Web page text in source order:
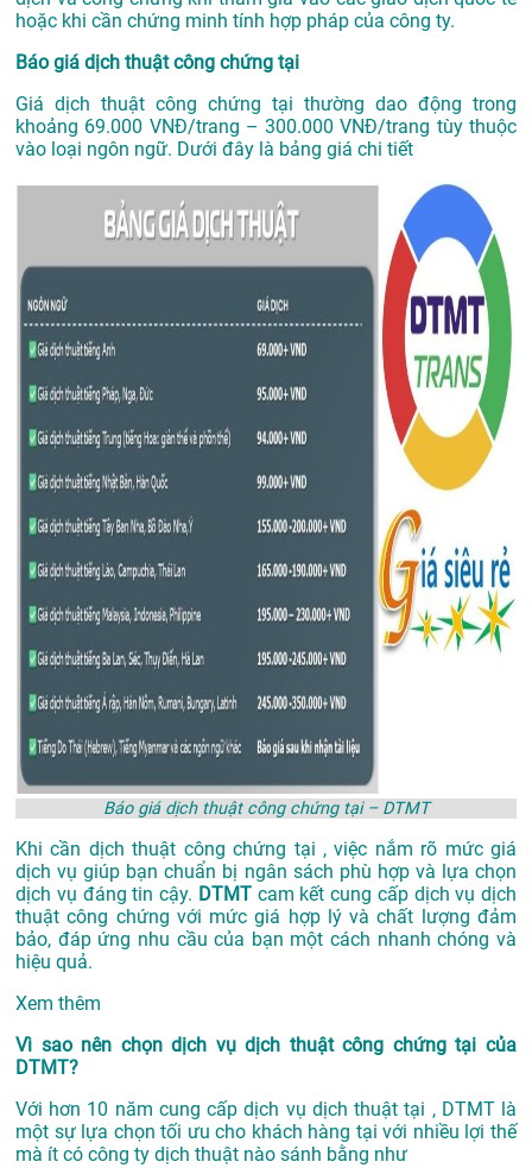
hoặc khi cần chứng minh tính hợp pháp của công ty.
Báo giá dịch thuật công chứng tại
Giá dịch thuật công chứng tại thường dao động trong
khoảng 69.000 VNĐ/trang – 300.000 VNĐ/trang tùy thuộc
vào loại ngôn ngữ. Dưới đây là bảng giá chi tiết
Báo giá dịch thuật công chứng tại – DTMT
Khi cần dịch thuật công chứng tại , việc nắm rõ mức giá
dịch vụ giúp bạn chuẩn bị ngân sách phù hợp và lựa chọn
dịch vụ đáng tin cậy. DTMT cam kết cung cấp dịch vụ dịch
thuật công chứng với mức giá hợp lý và chất lượng đảm
bảo, đáp ứng nhu cầu của bạn một cách nhanh chóng và
hiệu quả.
Xem thêm
Vì sao nên chọn dịch vụ dịch thuật công chứng tại của
DTMT?
Với hơn 10 năm cung cấp dịch vụ dịch thuật tại , DTMT là
một sự lựa chọn tối ưu cho khách hàng tại với nhiều lợi thế
mà ít có công ty dịch thuật nào sánh bằng như